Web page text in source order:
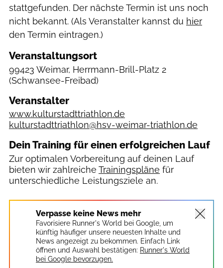
stattgefunden. Der nächste Termin ist uns noch
nicht bekannt. (Als Veranstalter kannst du hier
den Termin eintragen.)
Veranstaltungsort
99423 Weimar, Herrmann-Brill-Platz 2
(Schwansee-Freibad)
Veranstalter
www.kulturstadttriathlon.de
kulturstadttriathlon@hsv-weimar-triathlon.de
Dein Training für einen erfolgreichen Lauf
Zur optimalen Vorbereitung auf deinen Lauf
bieten wir zahlreiche Trainingspläne für
unterschiedliche Leistungsziele an.
Verpasse keine News mehr
Favorisiere Runner's World bei Google, um
künftig häufiger unsere neuesten Inhalte und
News angezeigt zu bekommen. Einfach Link
öffnen und Auswahl bestätigen: Runner's World
bei Google bevorzugen.